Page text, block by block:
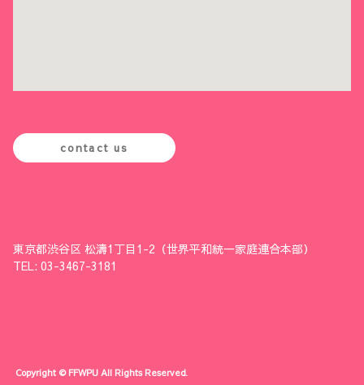
contact us
東京都渋谷区 松濤1丁目1-2（世界平和統一家庭連合本部）
TEL: 03-3467-3181
Copyright © FFWPU All Rights Reserved.